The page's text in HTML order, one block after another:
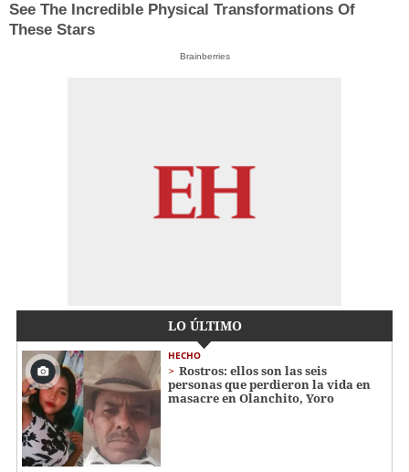
See The Incredible Physical Transformations Of
These Stars
Brainberries
LO ÚLTIMO
HECHO
Rostros: ellos son las seis
personas que perdieron la vida en
masacre en Olanchito, Yoro